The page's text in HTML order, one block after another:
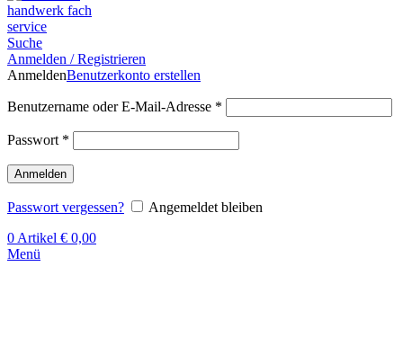
Suche
Anmelden / Registrieren
AnmeldenBenutzerkonto erstellen
Benutzername oder E-Mail-Adresse *
Passwort *
Anmelden
Passwort vergessen?
Angemeldet bleiben
0 Artikel € 0,00
Menü